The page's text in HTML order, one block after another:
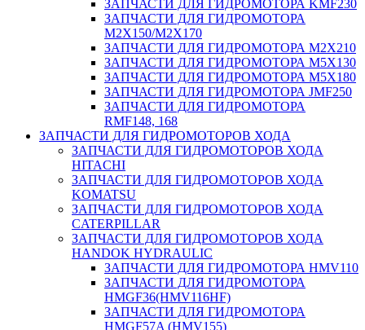
ЗАПЧАСТИ ДЛЯ ГИДРОМОТОРА KMF230
ЗАПЧАСТИ ДЛЯ ГИДРОМОТОРА
M2X150/M2X170
ЗАПЧАСТИ ДЛЯ ГИДРОМОТОРА M2X210
ЗАПЧАСТИ ДЛЯ ГИДРОМОТОРА M5X130
ЗАПЧАСТИ ДЛЯ ГИДРОМОТОРА M5X180
ЗАПЧАСТИ ДЛЯ ГИДРОМОТОРА JMF250
ЗАПЧАСТИ ДЛЯ ГИДРОМОТОРА
RMF148, 168
ЗАПЧАСТИ ДЛЯ ГИДРОМОТОРОВ ХОДА
ЗАПЧАСТИ ДЛЯ ГИДРОМОТОРОВ ХОДА
HITACHI
ЗАПЧАСТИ ДЛЯ ГИДРОМОТОРОВ ХОДА
KOMATSU
ЗАПЧАСТИ ДЛЯ ГИДРОМОТОРОВ ХОДА
CATERPILLAR
ЗАПЧАСТИ ДЛЯ ГИДРОМОТОРОВ ХОДА
HANDOK HYDRAULIC
ЗАПЧАСТИ ДЛЯ ГИДРОМОТОРА HMV110
ЗАПЧАСТИ ДЛЯ ГИДРОМОТОРА
HMGF36(HMV116HF)
ЗАПЧАСТИ ДЛЯ ГИДРОМОТОРА
HMGF57A (HMV155)